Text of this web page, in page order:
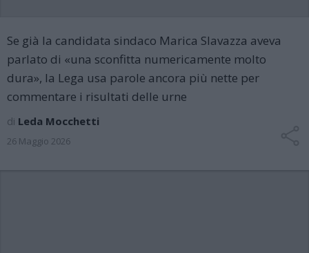
Se già la candidata sindaco Marica Slavazza aveva
parlato di «una sconfitta numericamente molto
dura», la Lega usa parole ancora più nette per
commentare i risultati delle urne
di Leda Mocchetti
26 Maggio 2026